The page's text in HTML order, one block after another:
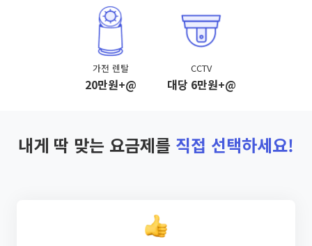
가전 렌탈
20만원+@
CCTV
대당 6만원+@
내게 딱 맞는 요금제를 직접 선택하세요!